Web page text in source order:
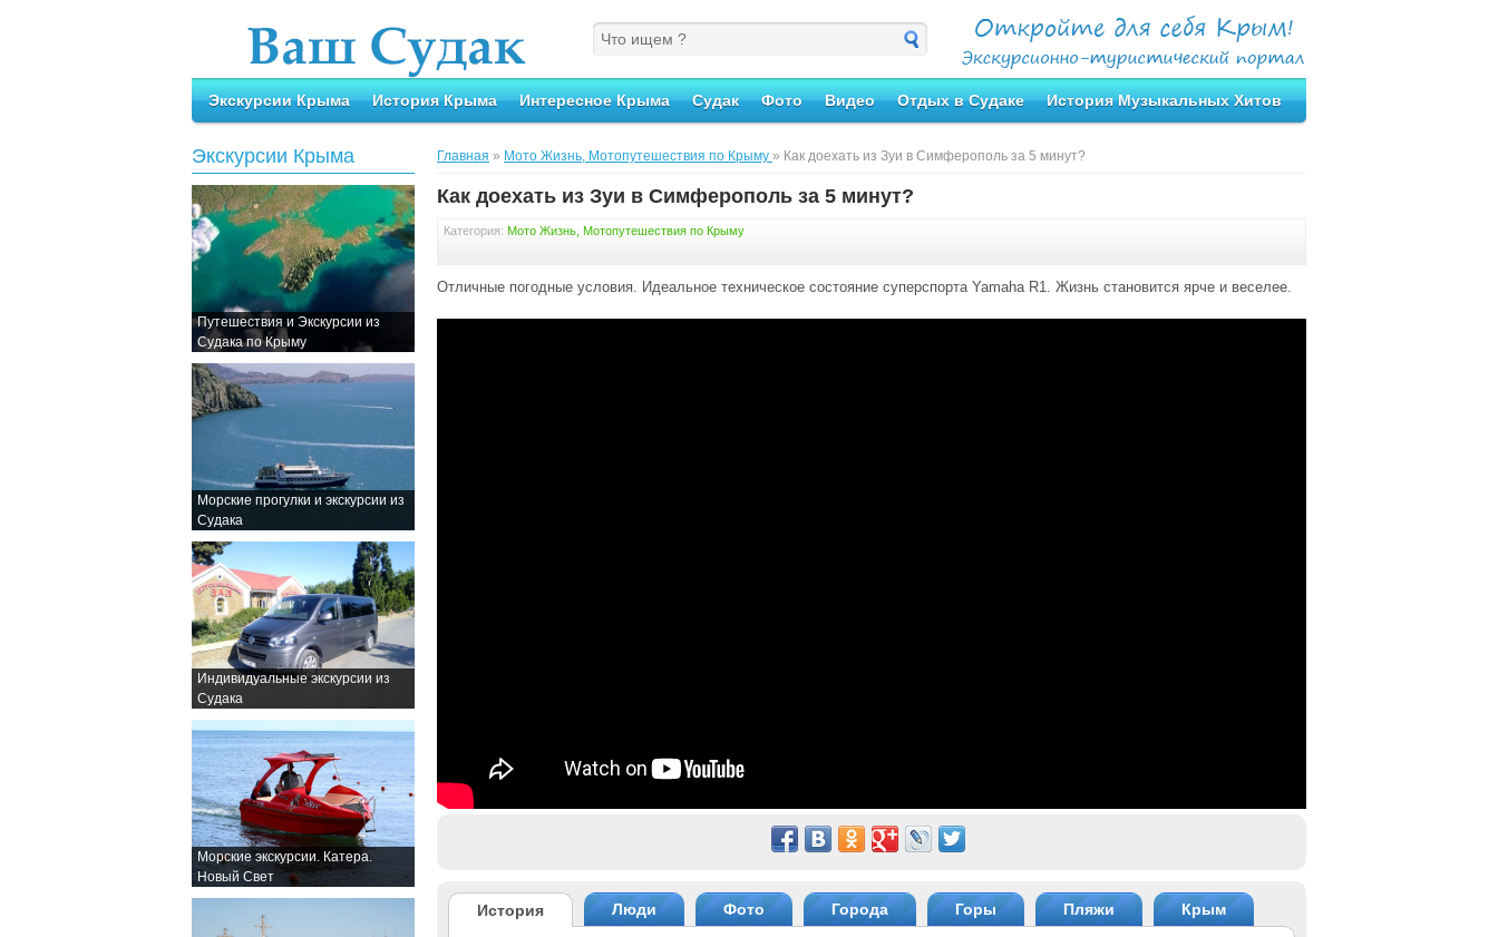
Экскурсии Крыма История Крыма Интересное Крыма Судак Фото Видео Отдых в Судаке История Музыкальных Хитов
Экскурсии Крыма
Путешествия и Экскурсии из
Судака по Крыму
Морские прогулки и экскурсии из
Судака
Индивидуальные экскурсии из
Судака
Морские экскурсии. Катера.
Новый Свет
Главная » Мото Жизнь, Мотопутешествия по Крыму » Как доехать из Зуи в Симферополь за 5 минут?
Как доехать из Зуи в Симферополь за 5 минут?
Категория: Мото Жизнь, Мотопутешествия по Крыму
Отличные погодные условия. Идеальное техническое состояние суперспорта Yamaha R1. Жизнь становится ярче и веселее.
История Люди Фото Города Горы Пляжи Крым